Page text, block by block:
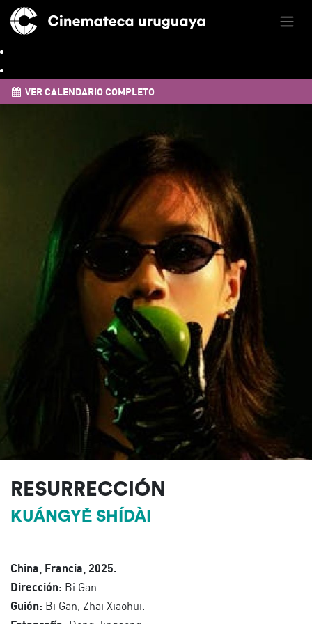
VER CALENDARIO COMPLETO
RESURRECCIÓN
KUÁNGYĚ SHÍDÀI
China, Francia, 2025.
Dirección: Bi Gan.
Guión: Bi Gan, Zhai Xiaohui.